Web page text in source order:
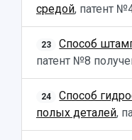
средой, патент
23 Способ
патент №8
24
Способ
полых деталей,